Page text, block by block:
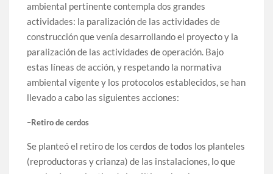
ambiental pertinente contempla dos grandes
actividades: la paralización de las actividades de
construcción que venía desarrollando el proyecto y la
paralización de las actividades de operación. Bajo
estas líneas de acción, y respetando la normativa
ambiental vigente y los protocolos establecidos, se han
llevado a cabo las siguientes acciones:
–Retiro de cerdos
Se planteó el retiro de los cerdos de todos los planteles
(reproductoras y crianza) de las instalaciones, lo que